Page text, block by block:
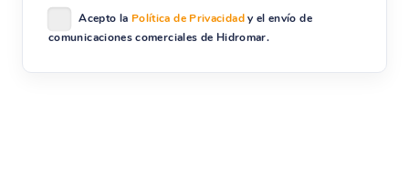
Acepto la Política de Privacidady el envío de
comunicaciones comerciales de Hidromar.